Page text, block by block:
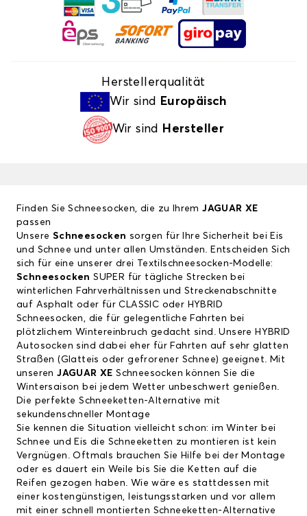
Herstellerqualität
Wir sind
Europäisch
Wir sind Hersteller
Finden Sie Schneesocken, die zu IhremJAGUAR XE
passen
Unsere Schneesocken sorgen für Ihre Sicherheit bei Eis
und Schnee und unter allen Umständen. Entscheiden Sich
sich für eine unserer drei Textilschneesocken-Modelle:
Schneesocken SUPER für tägliche Strecken bei
winterlichen Fahrverhältnissen und Streckenabschnitte
auf Asphalt oder für CLASSIC oder HYBRID
Schneesocken, die für gelegentliche Fahrten bei
plötzlichem Wintereinbruch gedacht sind. Unsere HYBRID
Autosocken sind dabei eher für Fahrten auf sehr glatten
Straßen (Glatteis oder gefrorener Schnee) geeignet. Mit
unserenJAGUAR XE Schneesocken können Sie die
Wintersaison bei jedem Wetter unbeschwert genießen.
Die perfekte Schneeketten-Alternative mit
sekundenschneller Montage
Sie kennen die Situation vielleicht schon: im Winter bei
Schnee und Eis die Schneeketten zu montieren ist kein
Vergnügen. Oftmals brauchen Sie Hilfe bei der Montage
oder es dauert ein Weile bis Sie die Ketten auf die
Reifen gezogen haben. Wie wäre es stattdessen mit
einer kostengünstigen, leistungsstarken und vor allem
mit einer schnell montierten Schneeketten-Alternative